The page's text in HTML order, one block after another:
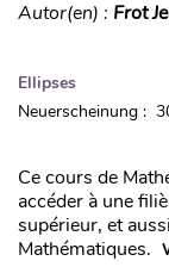
Autor(en) : Frot
Ellipses
Neuerscheinung :
Ce cours de
accéder à une
supérieur, et
Mathématiques.